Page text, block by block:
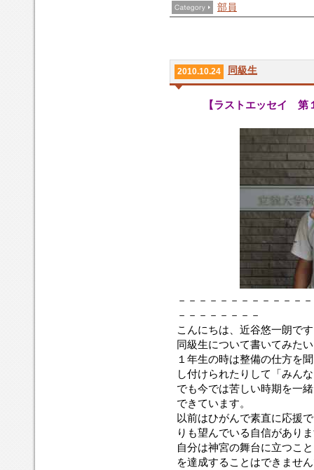
部員
2010.10.24 同級生
【ラストエッセイ
－－－－－－－－－－－－
－－－－－－－－
こんにちは、近谷悠一朗で
同級生について書いてみた
１年生の時は整備の仕方を
し付けられたりして「みん
でも今では苦しい時期を一
できています。
以前はひがんで素直に応援
りも望んでいる自信があり
自分は神宮の舞台に立つこ
を達成することはできませ